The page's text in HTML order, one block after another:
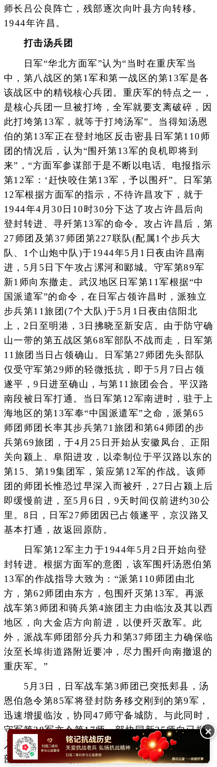
师长吕公良阵亡，残部逐次向叶县方向转移。
1944年许昌。
打击汤兵团
日军“华北方面军”认为“当时在重庆军当
中，第八战区的第1军和第一战区的第13军是各
该战区中的精锐核心兵团。重庆军的特点之一，
是核心兵团一旦被打垮，全军就要支离破碎，因
此打垮第13军，就等于打垮汤军”。当得知汤恩
伯的第13军正在登封地区反击密县日军第110师
团的情况后，认为“围歼第13军的良机即将到
来”，“方面军参谋部于是不断以电话、电报指示
第12军：‘赶快咬住第13军，予以围歼”。日军第
12军根据方面军的指示，不待许昌攻下，就于
1944年4月30日10时30分下达了攻占许昌后向
登封转进、寻歼第13军的命令。攻占许昌后，第
27师团及第37师团第227联队(配属1个步兵大
队、1个山炮中队)于1944年5月1日夜由许昌南
进，5月5日下午攻占漯河和郾城。守军第89军
新1师向东撤走。武汉地区日军第11军根据“中
国派遣军”的命令，在日军占领许昌时，派独立
步兵第11旅团(7个大队)于5月1日夜由信阳北
上，2日至明港，3日拂晓至新安店。由于防守确
山一带的第五战区第68军部队不战而走，日军第
11旅团当日占领确山。日军第27师团先头部队
仅受守军第29师的轻微抵抗，即于5月7日占领
遂平，9日进至确山，与第11旅团会合。平汉路
南段被日军打通。当日军第12军南进时，驻于上
海地区的第13军奉“中国派遣军”之命，派第65
师团师团长率其步兵第71旅团和第64师团的步
兵第69旅团，于4月25日开始从安徽凤台、正阳
关向颍上、阜阳进攻，以牵制位于平汉路以东的
第15、第19集团军，策应第12军的作战。该师
团的师团长惟恐过早深入而被歼，27日占颍上后
即缓慢前进，至5月6日，9天时间仅前进约30公
里。8日，日军27师团因已占领遂平，京汉路又
基本打通，故返回原防。
日军第12军主力于1944年5月2日开始向登
封转进。根据方面军的意图，该军围歼汤恩伯第
13军的作战指导大致为：“派第110师团由北
方，第62师团由东方，包围歼灭第13军。再派
战车第3师团和骑兵第4旅团主力由临汝及其以西
地区，向大金店方向前进，以便歼灭敌军。此
外，派战车师团部分兵力和第37师团主力确保临
汝至长埠街道路附近要冲，尽力围歼向南撤退的
重庆军。”
5月3日，日军战车第3师团已突抵郏县，汤
恩伯急令第85军将登封防务移交刚到的第9军，
迅速增援临汝，协同47师守备城防。与此同时，
守军第38军亦令第17师一部协同新35师向已拥
入至方家岭附近的日第110师团进攻。但在守军
部署尚未就绪之际，日军第110师团已于5月4日
✕